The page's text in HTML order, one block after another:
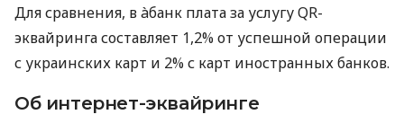
Для сравнения, в àбанк плата за услугу QR-
эквайринга составляет 1,2% от успешной операции
с украинских карт и 2% с карт иностранных банков.
Об интернет-эквайринге